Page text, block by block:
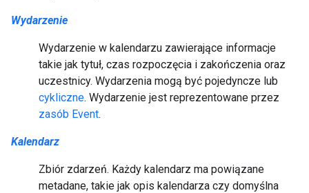
Wydarzenie
Wydarzenie w kalendarzu zawierające informacje
takie jak tytuł, czas rozpoczęcia i zakończenia oraz
uczestnicy. Wydarzenia mogą być pojedyncze lub
cykliczne. Wydarzenie jest reprezentowane przez
zasób Event.
Kalendarz
Zbiór zdarzeń. Każdy kalendarz ma powiązane
metadane, takie jak opis kalendarza czy domyślna